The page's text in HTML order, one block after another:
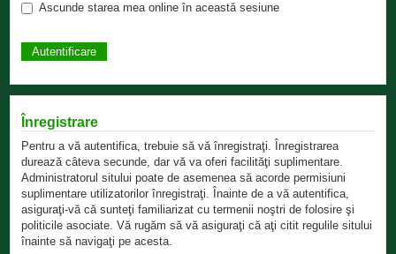
Ascunde starea mea online în această sesiune
Înregistrare
Pentru a vă autentifica, trebuie să vă înregistraţi. Înregistrarea
durează câteva secunde, dar vă va oferi facilităţi suplimentare.
Administratorul sitului poate de asemenea să acorde permisiuni
suplimentare utilizatorilor înregistraţi. Înainte de a vă autentifica,
asiguraţi-vă că sunteţi familiarizat cu termenii noştri de folosire şi
politicile asociate. Vă rugăm să vă asiguraţi că aţi citit regulile sitului
înainte să navigaţi pe acesta.